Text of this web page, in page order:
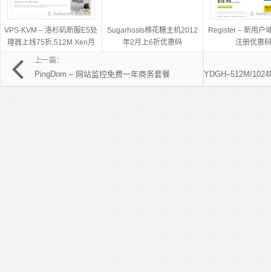
VPS-KVM – 洛杉矶新服E5处
理器上线75折,512M Xen月
付仅需73.5元
Sugarhosts棉花糖主机2012
年2月上6折优惠码
Register – 新用户
注册优惠
上一篇：
PingDom – 网站监控免费一年商务套餐